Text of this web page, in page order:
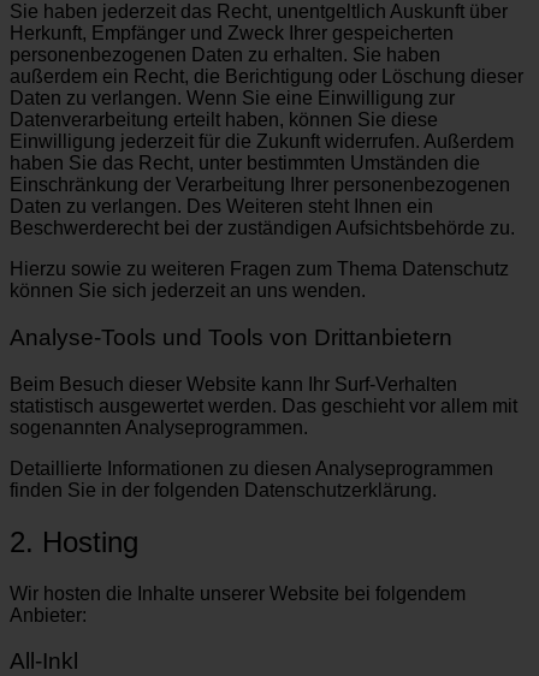
Sie haben jederzeit das Recht, unentgeltlich Auskunft über
Herkunft, Empfänger und Zweck Ihrer gespeicherten
personenbezogenen Daten zu erhalten. Sie haben
außerdem ein Recht, die Berichtigung oder Löschung dieser
Daten zu verlangen. Wenn Sie eine Einwilligung zur
Datenverarbeitung erteilt haben, können Sie diese
Einwilligung jederzeit für die Zukunft widerrufen. Außerdem
haben Sie das Recht, unter bestimmten Umständen die
Einschränkung der Verarbeitung Ihrer personenbezogenen
Daten zu verlangen. Des Weiteren steht Ihnen ein
Beschwerderecht bei der zuständigen Aufsichtsbehörde zu.
Hierzu sowie zu weiteren Fragen zum Thema Datenschutz
können Sie sich jederzeit an uns wenden.
Analyse-Tools und Tools von Dritt­anbietern
Beim Besuch dieser Website kann Ihr Surf-Verhalten
statistisch ausgewertet werden. Das geschieht vor allem mit
sogenannten Analyseprogrammen.
Detaillierte Informationen zu diesen Analyseprogrammen
finden Sie in der folgenden Datenschutzerklärung.
2. Hosting
Wir hosten die Inhalte unserer Website bei folgendem
Anbieter:
All-Inkl